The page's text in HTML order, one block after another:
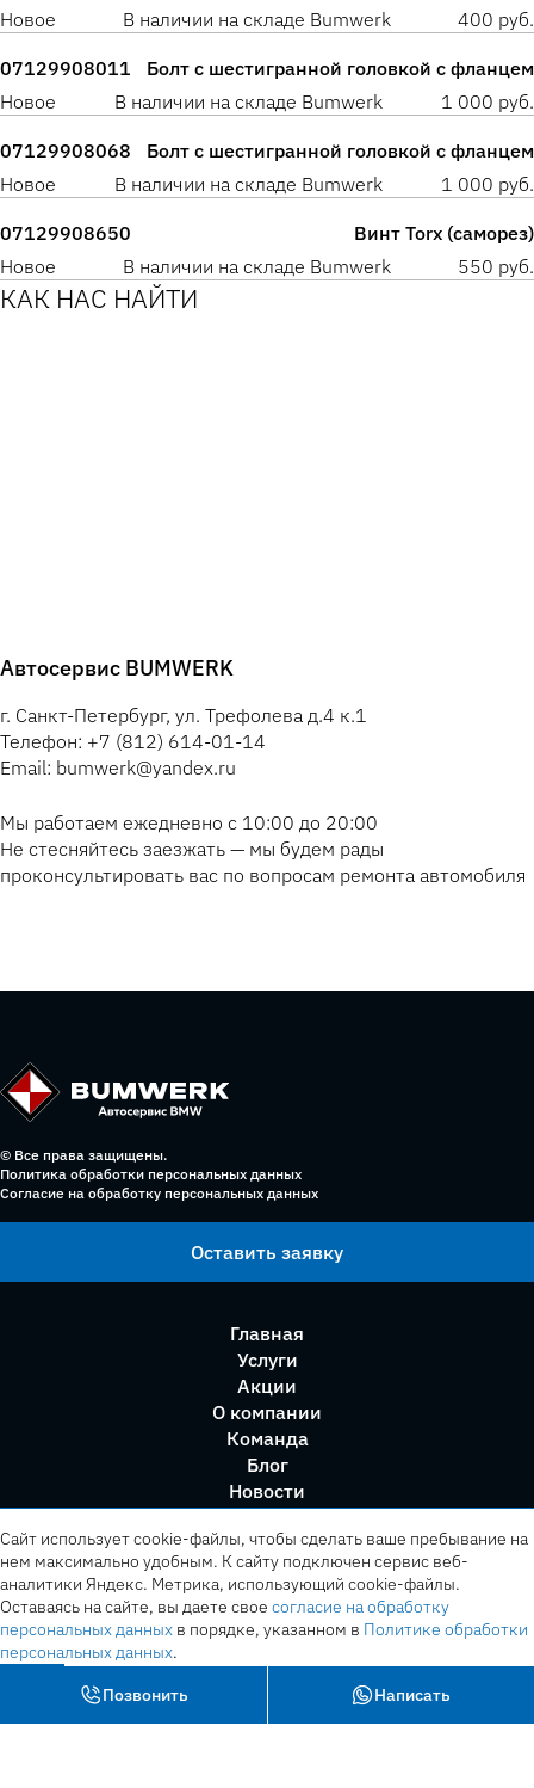
Новое
В наличии на складе Bumwerk 400 руб.
07129908011
Болт с шестигранной головкой с фланцем
Новое
В наличии на складе Bumwerk 1 000 руб.
07129908068
Болт с шестигранной головкой с фланцем
Новое
В наличии на складе Bumwerk 1 000 руб.
07129908650
Винт Torx (саморез)
Новое
В наличии на складе Bumwerk 550 руб.
КАК НАС НАЙТИ
Автосервис BUMWERK
г. Санкт-Петербург, ул. Трефолева д.4 к.1
Телефон: +7 (812) 614-01-14
Email: bumwerk@yandex.ru
Мы работаем ежедневно с 10:00 до 20:00
Не стесняйтесь заезжать — мы будем рады
проконсультировать вас по вопросам ремонта автомобиля
© Все права защищены.
Политика обработки персональных данных
Согласие на обработку персональных данных
Оставить заявку
Главная
Услуги
Акции
О компании
Команда
Блог
Новости
Позвонить Написать
Сайт использует cookie-файлы, чтобы сделать ваше пребывание на
нем максимально удобным. К cайту подключен сервис веб-
аналитики Яндекс. Метрика, использующий cookie-файлы.
Оставаясь на сайте, вы даете свое согласие на обработку
персональных данных в порядке, указанном в Политике обработки
персональных данных.